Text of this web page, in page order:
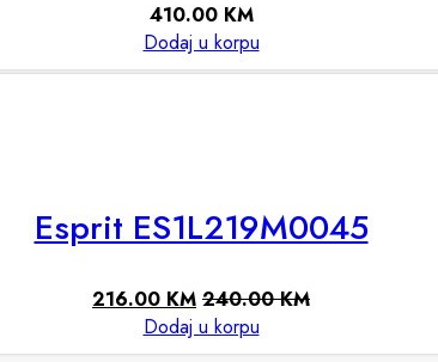
410.00 KM
Dodaj u korpu
Esprit ES1L219M0045
216.00 KM 240.00KM
Dodaj u korpu